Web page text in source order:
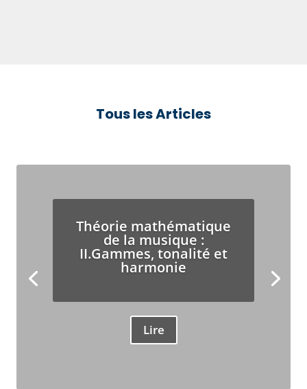
Tous les Articles
Théorie mathématique
de la musique :
II.Gammes, tonalité et
harmonie
Lire